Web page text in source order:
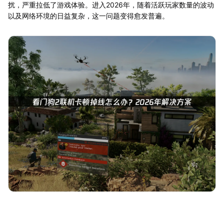
扰，严重拉低了游戏体验。进入2026年，随着活跃玩家数量的波动
以及网络环境的日益复杂，这一问题变得愈发普遍。